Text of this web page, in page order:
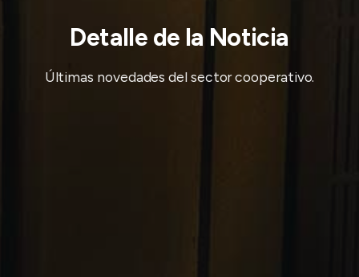
Detalle de la Noticia
Últimas novedades del sector cooperativo.